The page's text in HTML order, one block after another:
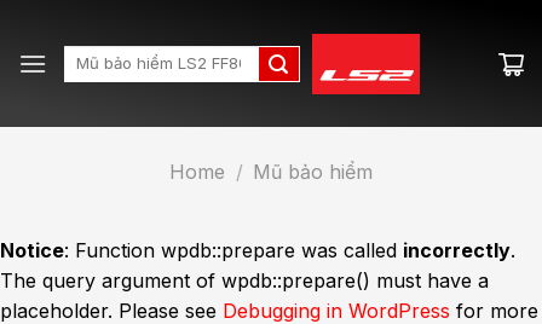
content
Search
for:
Home / Mũ bảo hiểm
Notice: Function wpdb::prepare was called incorrectly.
The query argument of wpdb::prepare() must have a
placeholder. Please see Debugging in WordPress for more